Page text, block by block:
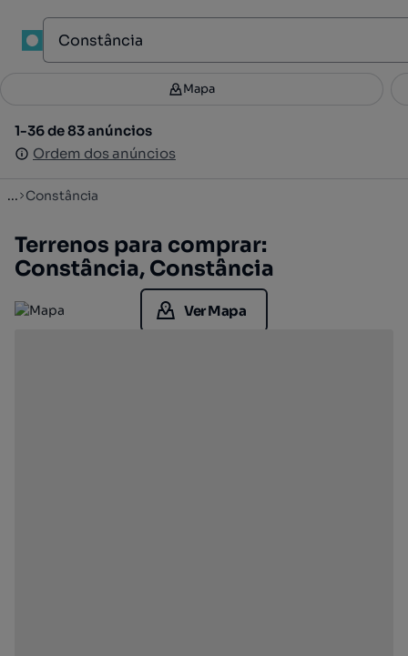
Filtros 2
1-36 de 83 anúncios
Ordem dos anúncios
Mapa
1-36 de 83 anúncios
Ordem dos anúncios
... Constância
Terrenos para comprar:
Constância, Constância
Ver Mapa